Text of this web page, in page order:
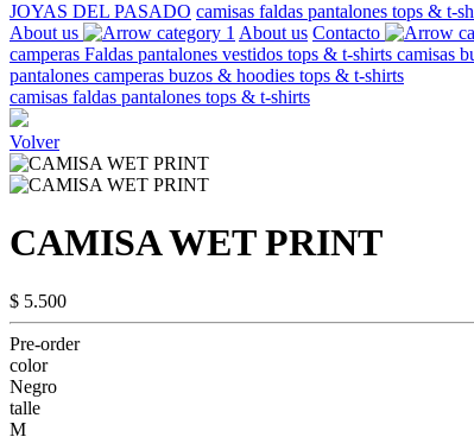
JOYAS DEL PASADO camisas faldas pantalones tops & t-
About us
About us Contacto
camperas Faldas pantalones vestidos tops & t-shirts camisas
pantalones camperas buzos & hoodies tops & t-shirts
camisas faldas pantalones tops & t-shirts
Volver
CAMISA WET PRINT
$ 5.500
Pre-order
color
Negro
talle
M